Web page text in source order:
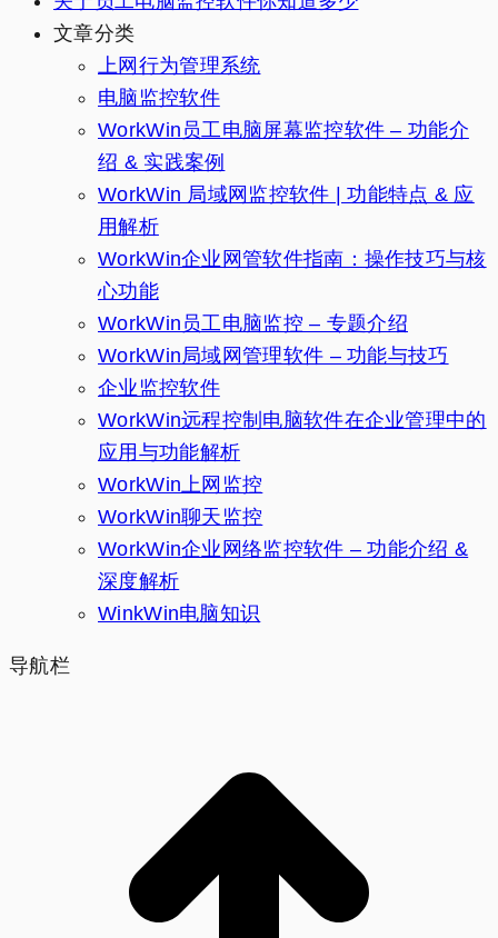
文章分类
上网行为管理系统
电脑监控软件
WorkWin员工电脑屏幕监控软件 – 功能介
绍 & 实践案例
WorkWin 局域网监控软件 | 功能特点 & 应
用解析
WorkWin企业网管软件指南：操作技巧与核
心功能
WorkWin员工电脑监控 – 专题介绍
WorkWin局域网管理软件 – 功能与技巧
企业监控软件
WorkWin远程控制电脑软件在企业管理中的
应用与功能解析
WorkWin上网监控
WorkWin聊天监控
WorkWin企业网络监控软件 – 功能介绍 &
深度解析
WinkWin电脑知识
导航栏